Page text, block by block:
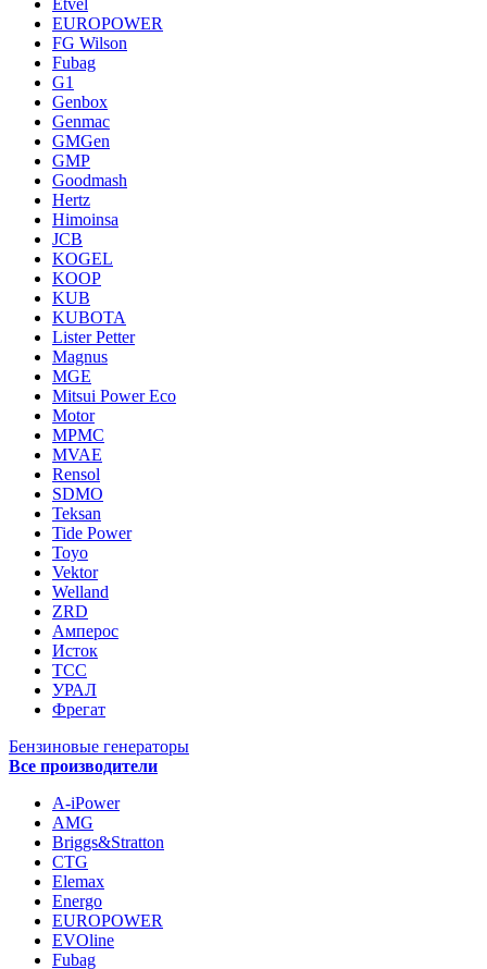
Etvel
EUROPOWER
FG Wilson
Fubag
G1
Genbox
Genmac
GMGen
GMP
Goodmash
Hertz
Himoinsa
JCB
KOGEL
KOOP
KUB
KUBOTA
Lister Petter
Magnus
MGE
Mitsui Power Eco
Motor
MPMC
MVAE
Rensol
SDMO
Teksan
Tide Power
Toyo
Vektor
Welland
ZRD
Амперос
Исток
ТСС
УРАЛ
Фрегат
Бензиновые генераторы
Все производители
A-iPower
AMG
Briggs&Stratton
CTG
Elemax
Energo
EUROPOWER
EVOline
Fubag